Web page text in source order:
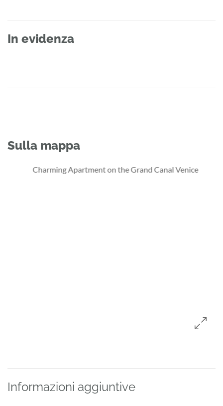
In evidenza
Sulla mappa
Informazioni aggiuntive